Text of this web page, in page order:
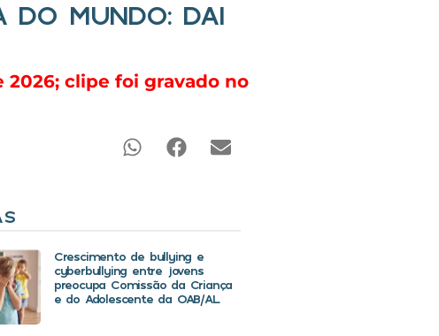
DO MUNDO: DAI
2026; clipe foi gravado no
Crescimento de bullying e
cyberbullying entre jovens
preocupa Comissão da Criança
e do Adolescente da OAB/AL